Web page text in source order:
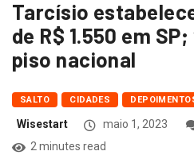
Tarcísio
de R$ 1.550 em
piso nacional
SALTO CIDADES
Wisestart maio 1, 2023
2 minutes read